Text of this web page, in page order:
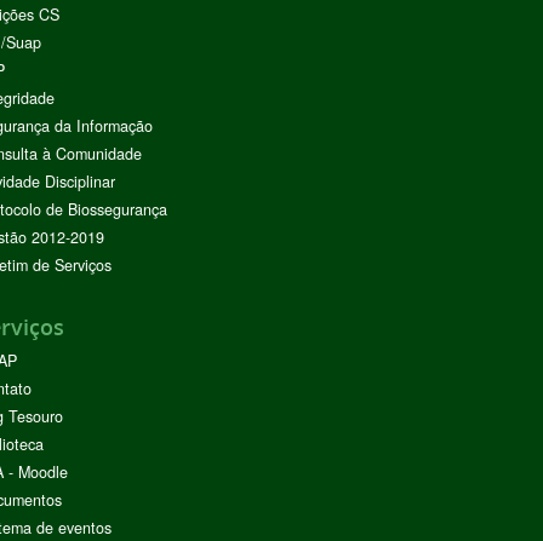
CS
Suap
da Informação
à Comunidade
Disciplinar
de Biossegurança
2012-2019
de Serviços
Tesouro
- Moodle
de eventos